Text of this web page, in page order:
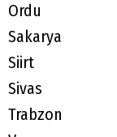
Ordu
Sakarya
Siirt
Sivas
Trabzon